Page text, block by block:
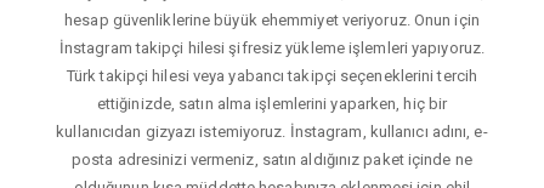
hesap güvenliklerine büyük ehemmiyet veriyoruz. Onun için
İnstagram takipçi hilesi şifresiz yükleme işlemleri yapıyoruz.
Türk takipçi hilesi veya yabancı takipçi seçeneklerini tercih
ettiğinizde, satın alma işlemlerini yaparken, hiç bir
kullanıcıdan gizyazı istemiyoruz. İnstagram, kullanıcı adını, e-
posta adresinizi vermeniz, satın aldığınız paket içinde ne